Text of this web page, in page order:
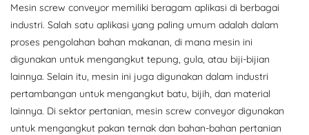
Mesin screw conveyor memiliki beragam aplikasi di berbagai
industri. Salah satu aplikasi yang paling umum adalah dalam
proses pengolahan bahan makanan, di mana mesin ini
digunakan untuk mengangkut tepung, gula, atau biji-bijian
lainnya. Selain itu, mesin ini juga digunakan dalam industri
pertambangan untuk mengangkut batu, bijih, dan material
lainnya. Di sektor pertanian, mesin screw conveyor digunakan
untuk mengangkut pakan ternak dan bahan-bahan pertanian